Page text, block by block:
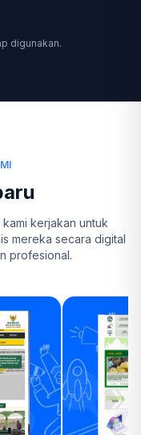
digunakan.
kerjakan untuk
mereka secara digital
profesional.